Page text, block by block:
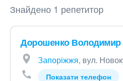
Знайдено 1 репетитор
Дорошенко Володимир
Запоріжжя, вул.
Показати телефон